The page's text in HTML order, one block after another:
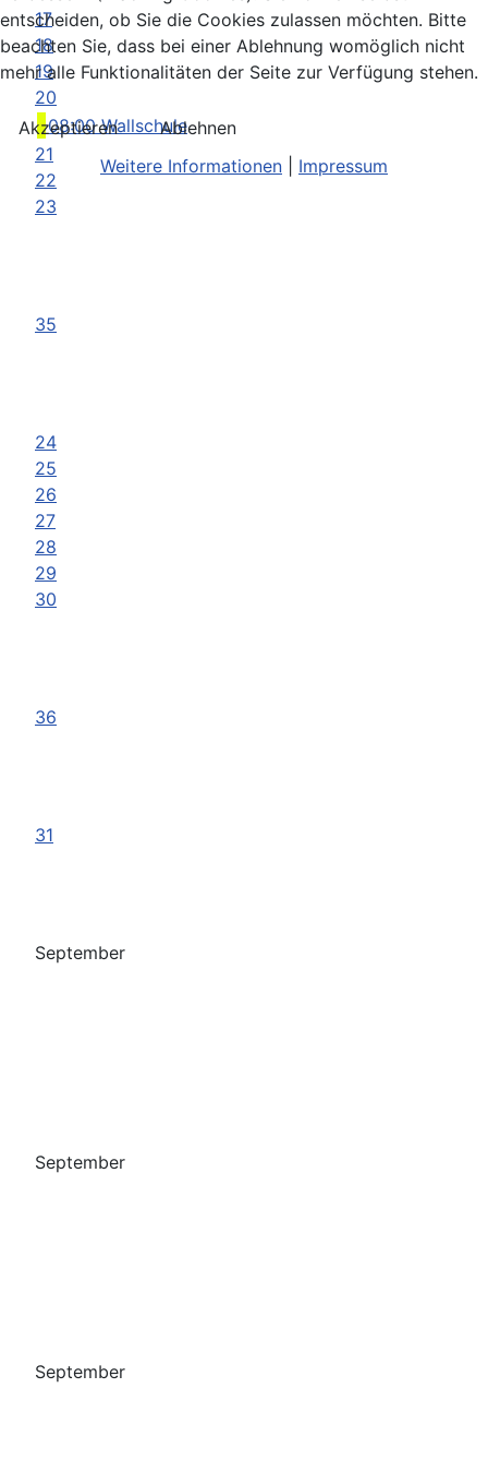
17
18
19
20
08:00 Wallschule
21
22
23
35
24
25
26
27
28
29
30
36
31
September
September
September
entscheiden, ob Sie die Cookies zulassen möchten. Bitte
beachten Sie, dass bei einer Ablehnung womöglich nicht
mehr alle Funktionalitäten der Seite zur Verfügung stehen.
Akzeptieren
Ablehnen
Weitere Informationen
Impressum